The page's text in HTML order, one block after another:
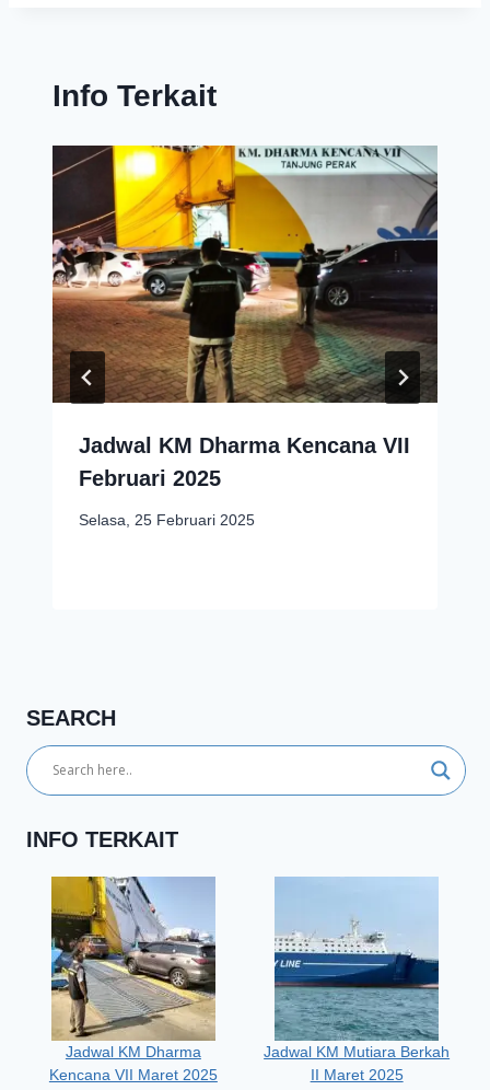
Info Terkait
Jadwal KM Dharma Kencana VII
Februari 2025
Selasa, 25 Februari 2025
SEARCH
INFO TERKAIT
Jadwal KM Dharma
Kencana VII Maret 2025
Jadwal KM Mutiara Berkah
II Maret 2025